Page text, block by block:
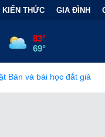
KIẾN THỨC GIA ĐÌNH
• Bẫy Tài Chính